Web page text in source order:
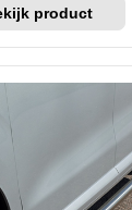
tot
€454,50
product
heeft
meerdere
gekozen
worden